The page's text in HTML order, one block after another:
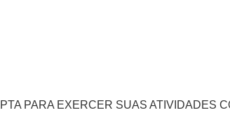
PARA EXERCER SUAS ATIVIDADES